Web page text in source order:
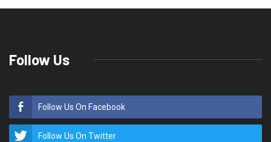
Follow Us
Follow Us On Facebook
Follow Us On Twitter